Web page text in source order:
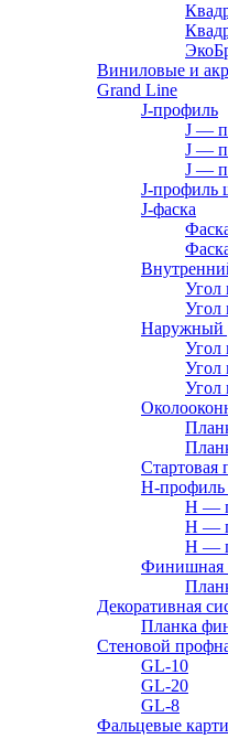
Виниловые и
Grand Line
J-профиль
J —
J —
J —
J-профиль
J-фаска
Угол
Угол
Наружный
Угол
Угол
Угол
Стартовая
H-профиль
Н —
H —
Н —
Финишная
Декоративная
Планка
Стеновой
GL-10
GL-20
GL-8
Фальцевые